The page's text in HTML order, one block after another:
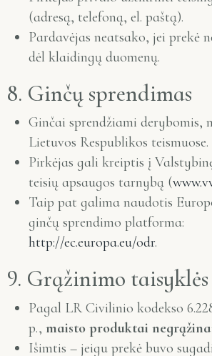
(adresą, telefoną, el. paštą).
Pardavėjas neatsako, jei prekė
dėl klaidingų duomenų.
8. Ginčų sprendimas
Ginčai sprendžiami derybomis,
Lietuvos Respublikos teismuose.
Pirkėjas gali kreiptis į
teisių apsaugos tarnybą (
Taip pat galima naudotis
ginčų sprendimo platforma:
http://ec.europa.eu/odr.
9. Grąžinimo taisyklės
Pagal LR Civilinio kodekso
p., maisto produktai
Išimtis – jeigu prekė buvo